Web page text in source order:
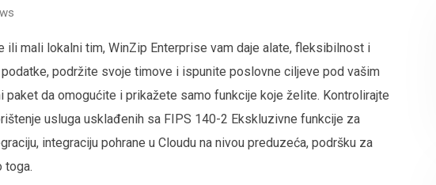
mali lokalni tim, WinZip Enterprise vam daje alate, fleksibilnost i
podržite svoje timove i ispunite poslovne ciljeve pod vašim
da omogućite i prikažete samo funkcije koje želite. Kontrolirajte
usluga usklađenih sa FIPS 140-2 Ekskluzivne funkcije za
integraciju pohrane u Cloudu na nivou preduzeća, podršku za
toga.